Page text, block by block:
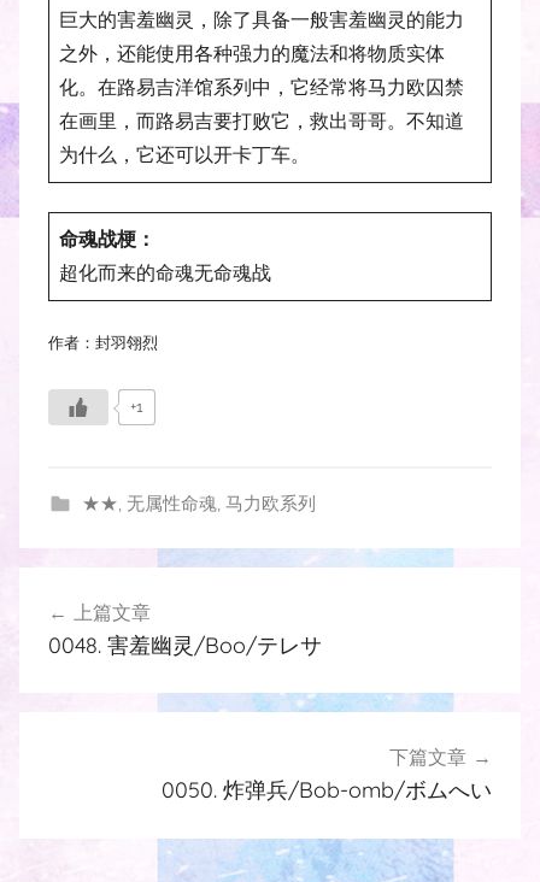
巨大的害羞幽灵，除了具备一般害羞幽灵的能力
之外，还能使用各种强力的魔法和将物质实体
化。在路易吉洋馆系列中，它经常将马力欧囚禁
在画里，而路易吉要打败它，救出哥哥。不知道
为什么，它还可以开卡丁车。
命魂战梗：
超化而来的命魂无命魂战
作者：封羽翎烈
+1
★★ 无属性命魂, 马力欧系列
上篇文章
0048. 害羞幽灵/Boo/テレサ
下篇文章
0050. 炸弹兵/Bob-omb/ボムへい